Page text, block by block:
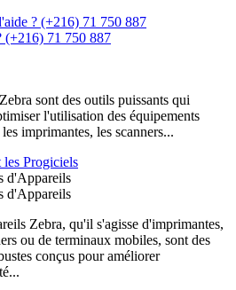
? (+216) 71 750 887
(+216) 71 750 887
sont des outils puissants qui
l'utilisation des équipements
imprimantes, les scanners...
Progiciels
d'Appareils
d'Appareils
Zebra, qu'il s'agisse d'imprimantes,
ou de terminaux mobiles, sont des
conçus pour améliorer